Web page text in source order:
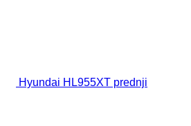
Hyundai HL955XT prednji